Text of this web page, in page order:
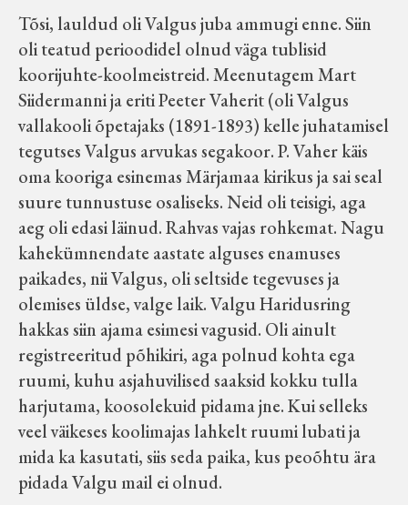
Tõsi, lauldud oli Valgus juba ammugi enne. Siin
oli teatud perioodidel olnud väga tublisid
koorijuhte-koolmeistreid. Meenutagem Mart
Siidermanni ja eriti Peeter Vaherit (oli Valgus
vallakooli õpetajaks (1891-1893) kelle juhatamisel
tegutses Valgus arvukas segakoor. P. Vaher käis
oma kooriga esinemas Märjamaa kirikus ja sai seal
suure tunnustuse osaliseks. Neid oli teisigi, aga
aeg oli edasi läinud. Rahvas vajas rohkemat. Nagu
kahekümnendate aastate alguses enamuses
paikades, nii Valgus, oli seltside tegevuses ja
olemises üldse, valge laik. Valgu Haridusring
hakkas siin ajama esimesi vagusid. Oli ainult
registreeritud põhikiri, aga polnud kohta ega
ruumi, kuhu asjahuvilised saaksid kokku tulla
harjutama, koosolekuid pidama jne. Kui selleks
veel väikeses koolimajas lahkelt ruumi lubati ja
mida ka kasutati, siis seda paika, kus peoõhtu ära
pidada Valgu mail ei olnud.